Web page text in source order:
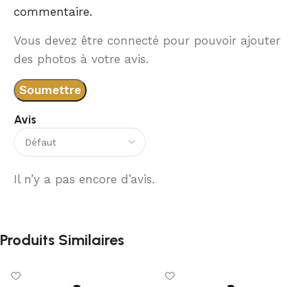
Avis
Il n’y a pas encore d’avis.
commentaire.
Vous devez être connecté pour pouvoir ajouter
des photos à votre avis.
Produits Similaires